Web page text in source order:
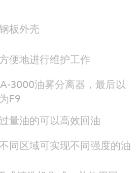
板外壳
便地进行维护工作
3000油雾分离器，最后以
F9
量油的可以高效回油
同区域可实现不同强度的油